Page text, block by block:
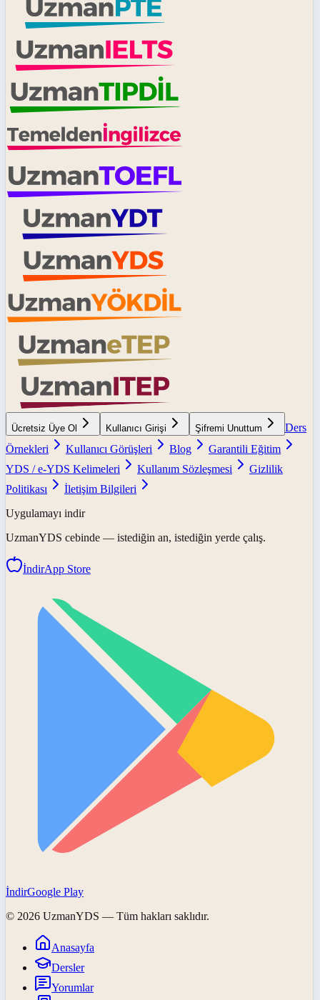
Ücretsiz Üye Ol Kullanıcı Girişi Şifremi Unuttum
Ders
Örnekleri
Kullanıcı Görüşleri Blog
Garantili Eğitim
YDS / e-YDS Kelimeleri
Kullanım Sözleşmesi
Gizlilik
Politikası
İletişim Bilgileri
Uygulamayı indir
UzmanYDS cebinde — istediğin an, istediğin yerde çalış.
İndirApp Store
İndirGoogle Play
© 2026 UzmanYDS — Tüm hakları saklıdır.
Anasayfa
Dersler
Yorumlar